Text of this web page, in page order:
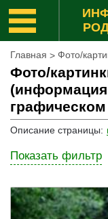
Главная > Фото/
Фото/
Описание страницы:
Показать фильтр